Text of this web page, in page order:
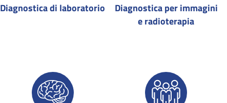
Diagnostica di laboratorio
Diagnostica per immagini
e radioterapia